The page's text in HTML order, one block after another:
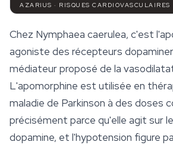
AZARIUS · RISQUES CARDIOVASCULAIRES
Chez Nymphaea caerulea, c'est
agoniste des récepteurs
médiateur proposé de la
L'apomorphine est utilisée en
maladie de Parkinson à des doses
précisément parce qu'elle agit sur
dopamine, et l'hypotension figure